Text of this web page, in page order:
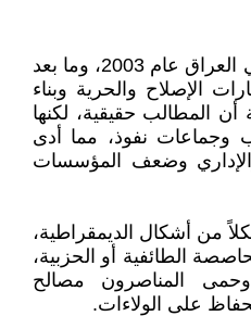
بعد سقوط النظام السابق في العراق عام 2003، وما بعد
الإصلاح والحرية وبناء
أن المطالب حقيقية، لكنها
وجماعات نفوذ، مما أدى
والإداري وضعف المؤسسات
من أشكال الديمقراطية،
الطائفية أو الحزبية،
المناصرون مصالح
على الولاءات.